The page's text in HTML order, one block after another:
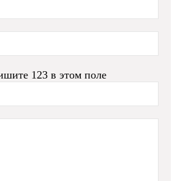
123 в этом поле